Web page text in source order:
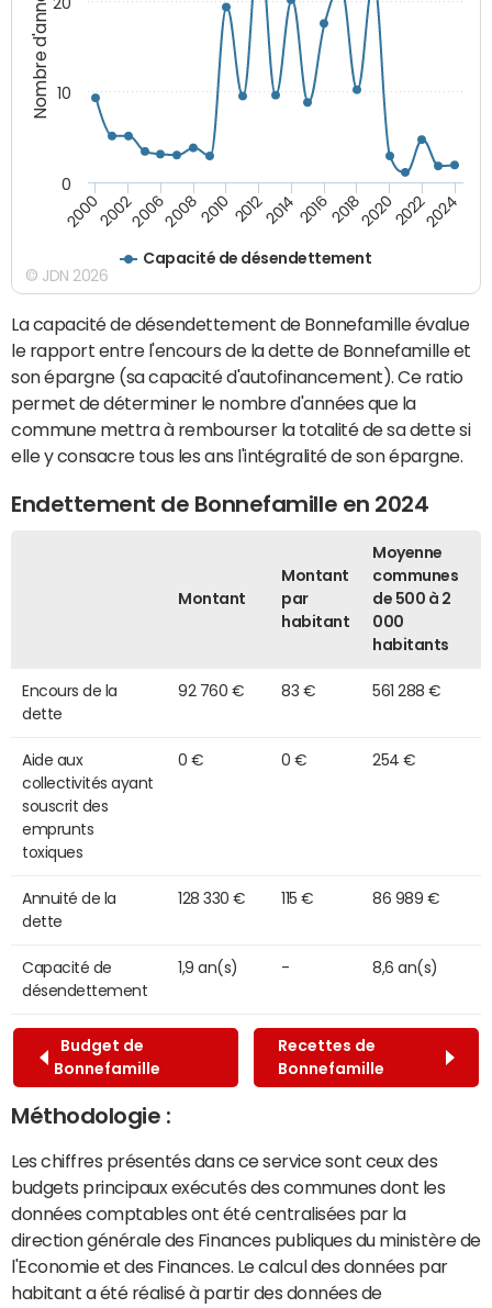
Nombre d'années
Capacité de désendettement
20002002200620082010 2012201420162018202020222024
0
10
© JDN 2026
La capacité de désendettement de Bonnefamille évalue
le rapport entre l'encours de la dette de Bonnefamille et
son épargne (sa capacité d'autofinancement). Ce ratio
permet de déterminer le nombre d'années que la
commune mettra à rembourser la totalité de sa dette si
elle y consacre tous les ans l'intégralité de son épargne.
Endettement de Bonnefamille en 2024
Montant
Montant
par
habitant
Moyenne
communes
de 500 à 2
000
habitants
Encours de la
dette
92 760 € 83 € 561 288 €
Aide aux
collectivités ayant
souscrit des
emprunts
toxiques
0 € 0 € 254 €
Annuité de la
dette
128 330 € 115 € 86 989 €
Capacité de
désendettement
1,9 an(s) - 8,6 an(s)
Budget de
Bonnefamille
Recettes de
Bonnefamille
Méthodologie :
Les chiffres présentés dans ce service sont ceux des
budgets principaux exécutés des communes dont les
données comptables ont été centralisées par la
direction générale des Finances publiques du ministère de
l'Economie et des Finances. Le calcul des données par
habitant a été réalisé à partir des données de